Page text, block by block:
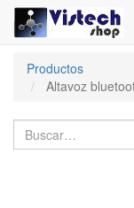
Productos
Altavoz